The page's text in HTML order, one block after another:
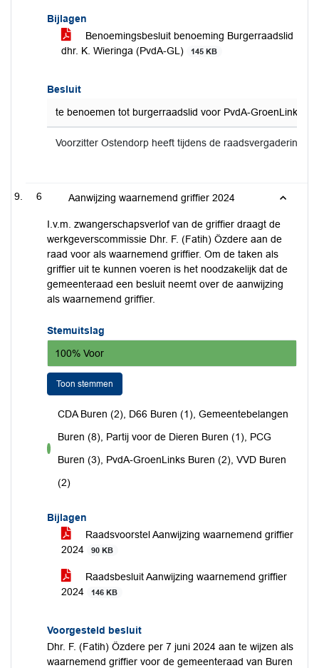
Bijlagen
Benoemingsbesluit benoeming Burgerraadslid
dhr. K. Wieringa (PvdA-GL)
145 KB
Besluit
te benoemen tot burgerraadslid voor PvdA-GroenLinks:
Voorzitter Ostendorp heeft tijdens de raadsvergadering
6 Aanwijzing waarnemend griffier 2024
I.v.m. zwangerschapsverlof van de griffier draagt de
werkgeverscommissie Dhr. F. (Fatih) Özdere aan de
raad voor als waarnemend griffier. Om de taken als
griffier uit te kunnen voeren is het noodzakelijk dat de
gemeenteraad een besluit neemt over de aanwijzing
als waarnemend griffier.
Stemuitslag
100% Voor
Toon stemmen
voor
CDA Buren (2), D66 Buren (1), Gemeentebelangen
Buren (8), Partij voor de Dieren Buren (1), PCG
Buren (3), PvdA-GroenLinks Buren (2), VVD Buren
(2)
Bijlagen
Raadsvoorstel Aanwijzing waarnemend griffier
2024
90 KB
Raadsbesluit Aanwijzing waarnemend griffier
2024
146 KB
Voorgesteld besluit
Dhr. F. (Fatih) Özdere per 7 juni 2024 aan te wijzen als
waarnemend griffier voor de gemeenteraad van Buren